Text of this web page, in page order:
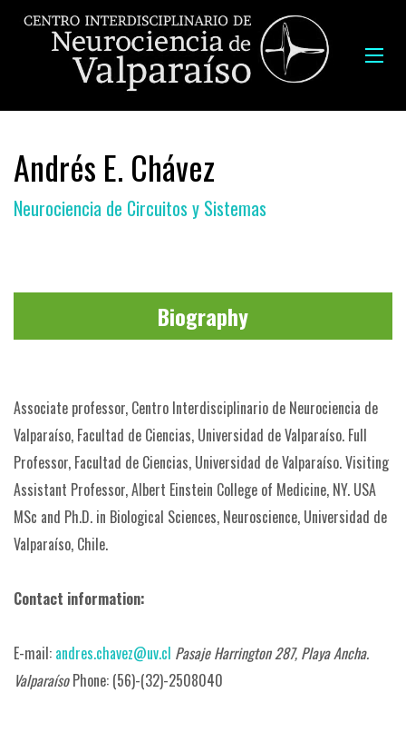
Andrés E. Chávez
Neurociencia de Circuitos y Sistemas
Biography
Associate professor, Centro Interdisciplinario de Neurociencia de
Valparaíso, Facultad de Ciencias, Universidad de Valparaíso. Full
Professor, Facultad de Ciencias, Universidad de Valparaíso.Visiting
Assistant Professor, Albert Einstein College of Medicine, NY. USA
MSc and Ph.D. in Biological Sciences, Neuroscience, Universidad de
Valparaíso, Chile.
Contact information:
E-mail: andres.chavez@uv.cl Pasaje Harrington 287, Playa Ancha.
ValparaísoPhone: (56)-(32)-2508040